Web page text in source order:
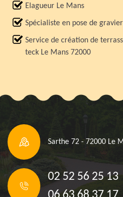
Elagueur Le Mans
Spécialiste en pose de
Service de création de
teck Le Mans 72000
Sarthe 72 - 72000 Le
02 52 56 25 13